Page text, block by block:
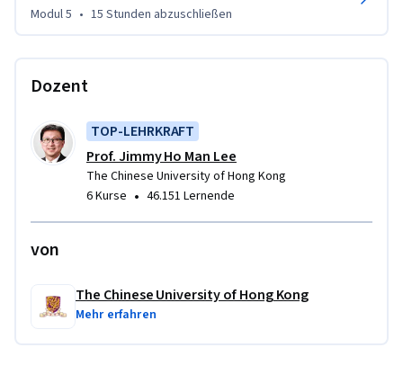
Modul 5 • 15 Stunden abzuschließen
Dozent
TOP-LEHRKRAFT
Prof. Jimmy Ho Man Lee
The Chinese University of Hong Kong
6 Kurse • 46.151 Lernende
von
The Chinese University of Hong Kong
Mehr erfahren